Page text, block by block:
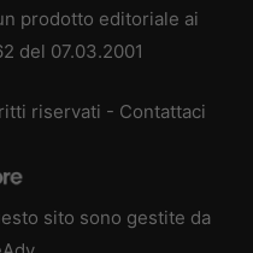
prodotto editoriale ai
del 07.03.2001
riservati - Contattaci
sito sono gestite da